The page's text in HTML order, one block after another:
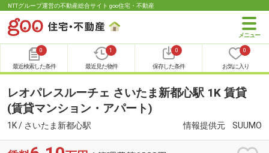
NTTグループ運営の不動産総合サイト goo住宅・不動産
0
最近検索した条件
1
最近見た物件
0
保存した条件
0
お気に入り
レオパレスルーチェ さいたま新都心駅 1K 賃貸
(賃貸マンション・アパート)
1K / さいたま新都心駅 情報提供元 SUUMO